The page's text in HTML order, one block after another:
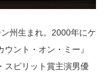
州生まれ。2000年にケ
ント・オン・ミー』
スピリット賞主演男優